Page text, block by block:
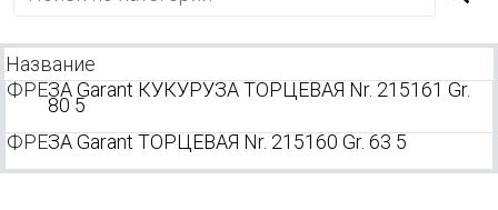
Название
ФРЕЗА Garant КУКУРУЗА ТОРЦЕВАЯ Nr. 215161 Gr.
80 5
ФРЕЗА Garant ТОРЦЕВАЯ Nr. 215160 Gr. 63 5